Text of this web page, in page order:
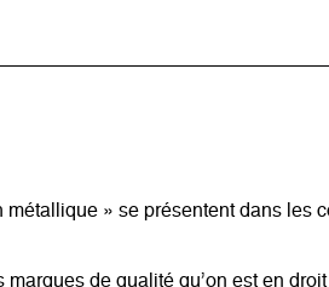
» se présentent dans les
de qualité qu’on est en